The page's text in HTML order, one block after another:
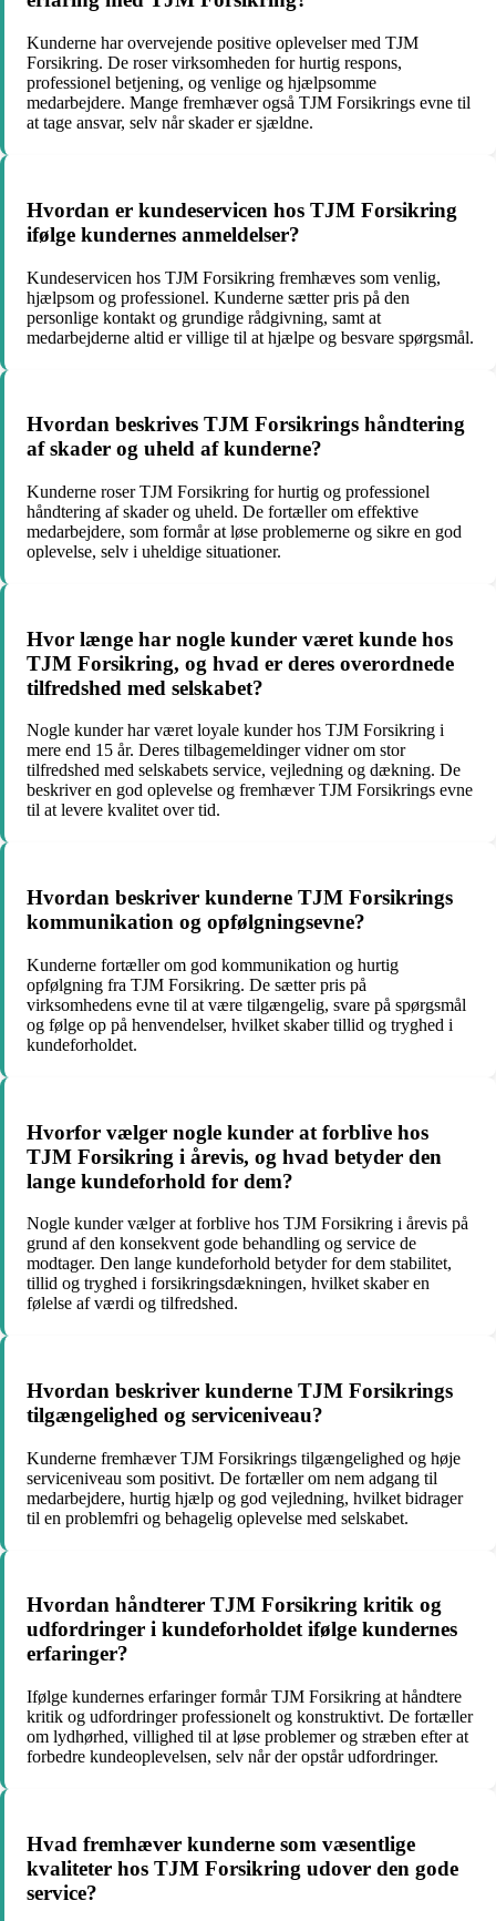
Kunderne har overvejende positive oplevelser med TJM
Forsikring. De roser virksomheden for hurtig respons,
professionel betjening, og venlige og hjælpsomme
medarbejdere. Mange fremhæver også TJM Forsikrings evne til
at tage ansvar, selv når skader er sjældne.
Hvordan er kundeservicen hos TJM Forsikring
ifølge kundernes anmeldelser?
Kundeservicen hos TJM Forsikring fremhæves som venlig,
hjælpsom og professionel. Kunderne sætter pris på den
personlige kontakt og grundige rådgivning, samt at
medarbejderne altid er villige til at hjælpe og besvare spørgsmål.
Hvordan beskrives TJM Forsikrings håndtering
af skader og uheld af kunderne?
Kunderne roser TJM Forsikring for hurtig og professionel
håndtering af skader og uheld. De fortæller om effektive
medarbejdere, som formår at løse problemerne og sikre en god
oplevelse, selv i uheldige situationer.
Hvor længe har nogle kunder været kunde hos
TJM Forsikring, og hvad er deres overordnede
tilfredshed med selskabet?
Nogle kunder har været loyale kunder hos TJM Forsikring i
mere end 15 år. Deres tilbagemeldinger vidner om stor
tilfredshed med selskabets service, vejledning og dækning. De
beskriver en god oplevelse og fremhæver TJM Forsikrings evne
til at levere kvalitet over tid.
Hvordan beskriver kunderne TJM Forsikrings
kommunikation og opfølgningsevne?
Kunderne fortæller om god kommunikation og hurtig
opfølgning fra TJM Forsikring. De sætter pris på
virksomhedens evne til at være tilgængelig, svare på spørgsmål
og følge op på henvendelser, hvilket skaber tillid og tryghed i
kundeforholdet.
Hvorfor vælger nogle kunder at forblive hos
TJM Forsikring i årevis, og hvad betyder den
lange kundeforhold for dem?
Nogle kunder vælger at forblive hos TJM Forsikring i årevis på
grund af den konsekvent gode behandling og service de
modtager. Den lange kundeforhold betyder for dem stabilitet,
tillid og tryghed i forsikringsdækningen, hvilket skaber en
følelse af værdi og tilfredshed.
Hvordan beskriver kunderne TJM Forsikrings
tilgængelighed og serviceniveau?
Kunderne fremhæver TJM Forsikrings tilgængelighed og høje
serviceniveau som positivt. De fortæller om nem adgang til
medarbejdere, hurtig hjælp og god vejledning, hvilket bidrager
til en problemfri og behagelig oplevelse med selskabet.
Hvordan håndterer TJM Forsikring kritik og
udfordringer i kundeforholdet ifølge kundernes
erfaringer?
Ifølge kundernes erfaringer formår TJM Forsikring at håndtere
kritik og udfordringer professionelt og konstruktivt. De fortæller
om lydhørhed, villighed til at løse problemer og stræben efter at
forbedre kundeoplevelsen, selv når der opstår udfordringer.
Hvad fremhæver kunderne som væsentlige
kvaliteter hos TJM Forsikring udover den gode
service?